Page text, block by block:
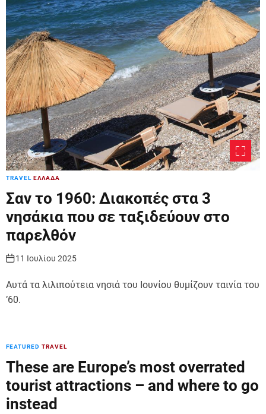
TRAVEL ΕΛΛΑΔΑ
Σαν το 1960: Διακοπές στα 3
νησάκια που σε ταξιδεύουν στο
παρελθόν
11 Ιουλίου 2025
Αυτά τα λιλιπούτεια νησιά του Ιουνίου θυμίζουν ταινία του
’60.
FEATURED TRAVEL
These are Europe’s most overrated
tourist attractions – and where to go
instead